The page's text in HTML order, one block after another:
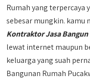
Rumah yang terpercaya
sebesar mungkin. kamu
Kontraktor Jasa Bangun
lewat internet maupun
keluarga yang suah
Bangunan Rumah